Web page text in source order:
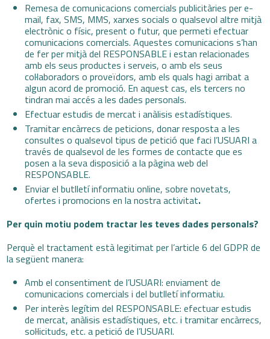
Remesa de comunicacions comercials publicitàries per e-
mail, fax, SMS, MMS, xarxes socials o qualsevol altre mitjà
electrònic o físic, present o futur, que permeti efectuar
comunicacions comercials. Aquestes comunicacions s’han
de fer per mitjà del RESPONSABLE i estan relacionades
amb els seus productes i serveis, o amb els seus
col·laboradors o proveïdors, amb els quals hagi arribat a
algun acord de promoció. En aquest cas, els tercers no
tindran mai accés a les dades personals.
Efectuar estudis de mercat i anàlisis estadístiques.
Tramitar encàrrecs de peticions, donar resposta a les
consultes o qualsevol tipus de petició que faci l’USUARI a
través de qualsevol de les formes de contacte que es
posen a la seva disposició a la pàgina web del
RESPONSABLE.
Enviar el butlletí informatiu online, sobre novetats,
ofertes i promocions en la nostra activitat.
Per quin motiu podem tractar les teves dades personals?
Perquè el tractament està legitimat per l’article 6 del GDPR de
la següent manera:
Amb el consentiment de l’USUARI: enviament de
comunicacions comercials i del butlletí informatiu.
Per interès legítim del RESPONSABLE: efectuar estudis
de mercat, anàlisis estadístiques, etc. i tramitar encàrrecs,
sol·licituds, etc. a petició de l’USUARI.